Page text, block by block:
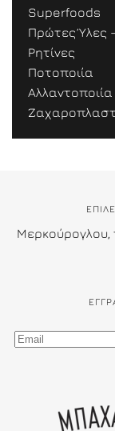
Superfoods
Πρώτες Ύλες
Ρητίνες
Ποτοποιία
Αλλαντοποιία
Μερκούρογλου,